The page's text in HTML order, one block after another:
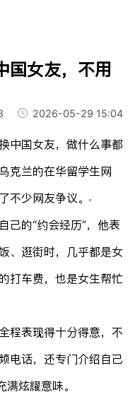
国女友，不用
2026-05-29 15:04
中国女友，做什么事都
克兰的在华留学生网
不少网友争议。
己的“约会经历”，他表
、逛街时，几乎都是女
打车费，也是女生帮忙
程表现得十分得意，不
电话，还专门介绍自己
炫耀意味。